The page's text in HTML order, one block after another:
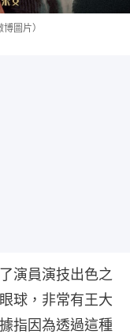
圖片）
演員演技出色之
球，非常有王大
指因為透過這種